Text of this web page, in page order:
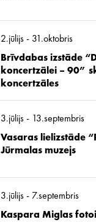
2.jūlijs - 31.oktobris
Brīvdabas izstāde
koncertzālei – 90”
koncertzāles
3.jūlijs - 13.septembris
Vasaras lielizstāde
Jūrmalas muzejs
3.jūlijs - 7.septembris
Kaspara Miglas